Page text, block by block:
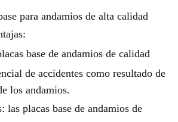
para andamios de alta calidad
base de andamios de calidad
de accidentes como resultado de
los andamios.
las placas base de andamios de